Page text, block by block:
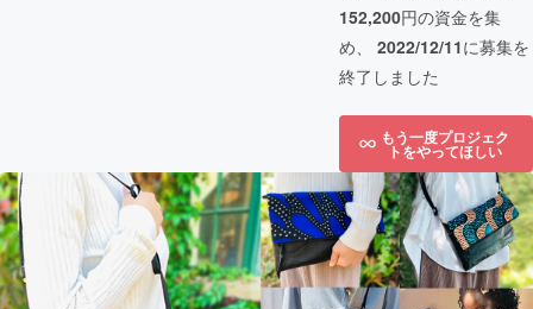
152,200円の資金を集
め、 2022/12/11に募集を
終了しました
もう一度プロジェク
トをやってほしい